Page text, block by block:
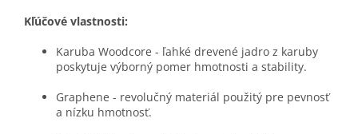
Kľúčové vlastnosti:
Karuba Woodcore - ľahké drevené jadro z karuby
poskytuje výborný pomer hmotnosti a stability.
Graphene - revolučný materiál použitý pre pevnosť
a nízku hmotnosť.